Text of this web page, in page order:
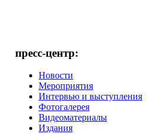
пресс-центр:
Новости
Мероприятия
Интервью и выступления
Фотогалерея
Видеоматериалы
Издания